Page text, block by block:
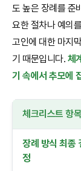
도 높은 장례를 준
요한 절차나 예의
고인에 대한 마지
기 때문입니다. 체
기 속에서 추모에
체크리스트 항목
장례 방식 최종
정